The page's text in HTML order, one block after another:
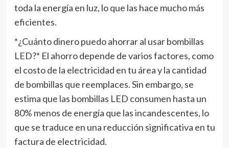
toda la energía en luz, lo que las hace mucho más
eficientes.
*¿Cuánto dinero puedo ahorrar al usar bombillas
LED?* El ahorro depende de varios factores, como
el costo de la electricidad en tu área y la cantidad
de bombillas que reemplaces. Sin embargo, se
estima que las bombillas LED consumen hasta un
80% menos de energía que las incandescentes, lo
que se traduce en una reducción significativa en tu
factura de electricidad.